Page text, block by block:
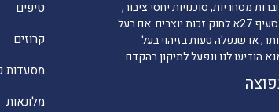
טיפים
קרוזים
מסעדות
מלונאות
מסחריות, סוכנויות יחסי ציבור,
מאגרי תמונות מורשים לפי סעיף 27א לחוק זכות יוצרים. אם בעל
או שנפלה טעות בזיהוי בעל
הודיעו לנו ונפעל לתיקון בהקדם.